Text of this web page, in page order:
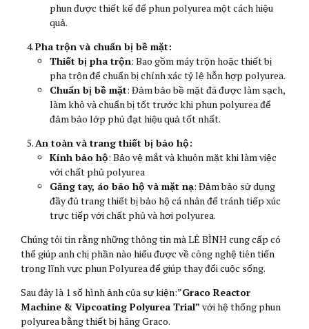
phun được thiết kế để phun polyurea một cách hiệu
quả.
Pha trộn và chuẩn bị bề mặt:
Thiết bị pha trộn: Bao gồm máy trộn hoặc thiết bị
pha trộn để chuẩn bị chính xác tỷ lệ hỗn hợp polyurea.
Chuẩn bị bề mặt: Đảm bảo bề mặt đã được làm sạch,
làm khô và chuẩn bị tốt trước khi phun polyurea để
đảm bảo lớp phủ đạt hiệu quả tốt nhất.
An toàn và trang thiết bị bảo hộ:
Kính bảo hộ: Bảo vệ mắt và khuôn mặt khi làm việc
với chất phủ polyurea
Găng tay, áo bảo hộ và mặt nạ: Đảm bảo sử dụng
đầy đủ trang thiết bị bảo hộ cá nhân để tránh tiếp xúc
trực tiếp với chất phủ và hơi polyurea.
Chúng tôi tin rằng những thông tin mà LÊ BÌNH cung cấp có
thể giúp anh chị phần nào hiểu được về công nghệ tiên tiến
trong lĩnh vực phun Polyurea để giúp thay đổi cuộc sống.
Sau đây là 1 số hình ảnh của sự kiện:”Graco Reactor
Machine & Vipcoating Polyurea Trial” với hệ thống phun
polyurea bằng thiết bị hãng Graco.